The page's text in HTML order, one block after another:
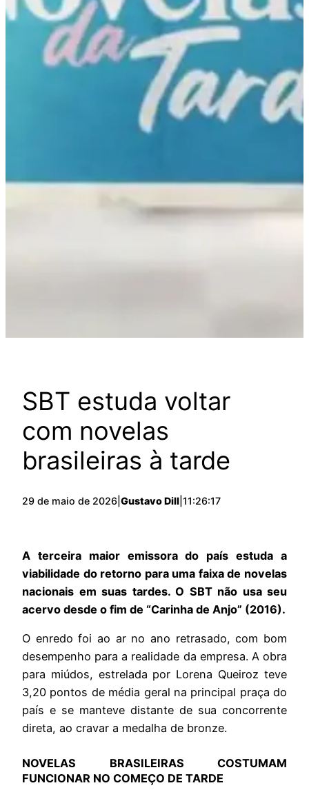
SBT estuda voltar
com novelas
brasileiras à tarde
29 de maio de 2026 Gustavo Dill 11:26:17
A terceira maior emissora do país estuda a
viabilidade do retorno para uma faixa de novelas
nacionais em suas tardes. O SBT não usa seu
acervo desde o fim de “Carinha de Anjo” (2016).
O enredo foi ao ar no ano retrasado, com bom
desempenho para a realidade da empresa. A obra
para miúdos, estrelada por Lorena Queiroz teve
3,20 pontos de média geral na principal praça do
país e se manteve distante de sua concorrente
direta, ao cravar a medalha de bronze.
NOVELAS BRASILEIRAS COSTUMAM
FUNCIONAR NO COMEÇO DE TARDE